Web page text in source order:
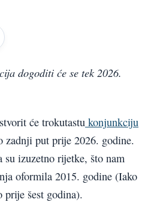
dogoditi će se tek 2026.
će trokutastu konjunkciju
zadnji put prije 2026. godine.
izuzetno rijetke, što nam
oformila 2015. godine (Iako
šest godina).